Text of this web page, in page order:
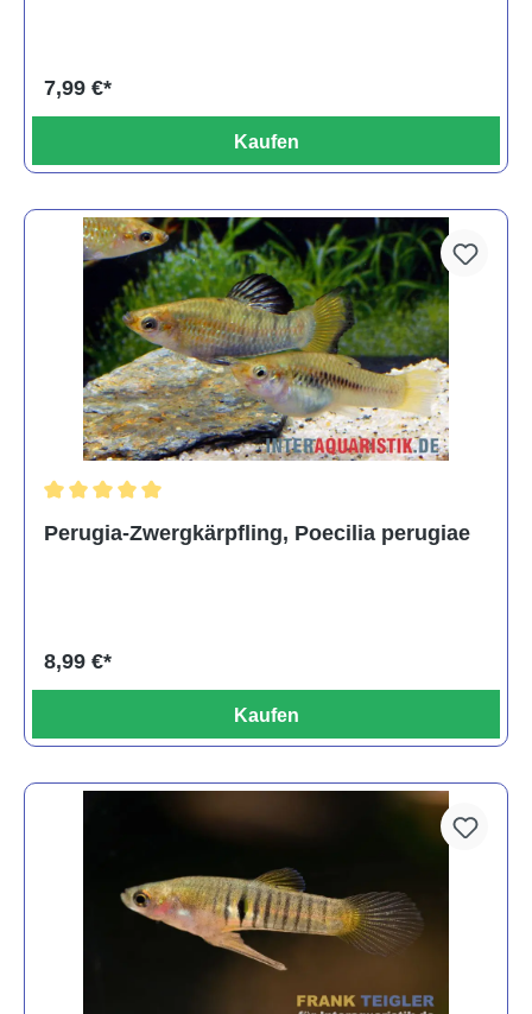
7,99 €*
Kaufen
Perugia-Zwergkärpfling, Poecilia perugiae
8,99 €*
Kaufen